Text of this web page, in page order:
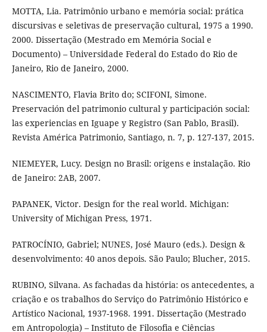
MOTTA, Lia. Patrimônio urbano e memória social: prática
discursivas e seletivas de preservação cultural, 1975 a 1990.
2000. Dissertação (Mestrado em Memória Social e
Documento) – Universidade Federal do Estado do Rio de
Janeiro, Rio de Janeiro, 2000.
NASCIMENTO, Flavia Brito do; SCIFONI, Simone.
Preservación del patrimonio cultural y participación social:
las experiencias en Iguape y Registro (San Pablo, Brasil).
Revista América Patrimonio, Santiago, n. 7, p. 127-137, 2015.
NIEMEYER, Lucy. Design no Brasil: origens e instalação. Rio
de Janeiro: 2AB, 2007.
PAPANEK, Victor. Design for the real world. Michigan:
University of Michigan Press, 1971.
PATROCÍNIO, Gabriel; NUNES, José Mauro (eds.). Design &
desenvolvimento: 40 anos depois. São Paulo; Blucher, 2015.
RUBINO, Silvana. As fachadas da história: os antecedentes, a
criação e os trabalhos do Serviço do Patrimônio Histórico e
Artístico Nacional, 1937-1968. 1991. Dissertação (Mestrado
em Antropologia) – Instituto de Filosofia e Ciências